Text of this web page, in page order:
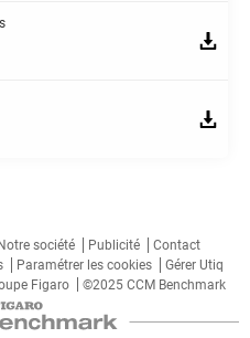
société Publicité
Contact
Paramétrer les cookies
Gérer Utiq
Figaro ©2025 CCM Benchmark